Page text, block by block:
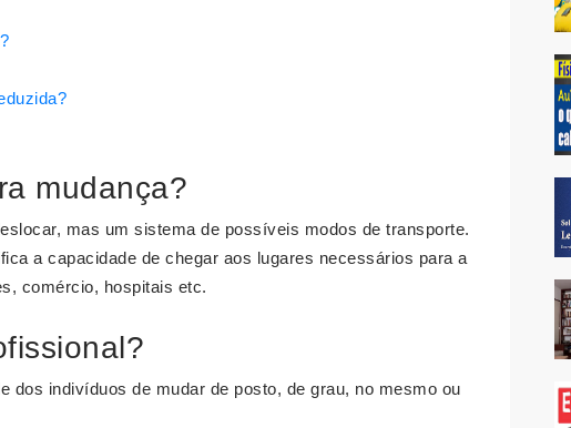
mudança?
mas um sistema de possíveis modos de transporte.
a capacidade de chegar aos lugares necessários para a
comércio, hospitais etc.
dos indivíduos de mudar de posto, de grau, no mesmo ou